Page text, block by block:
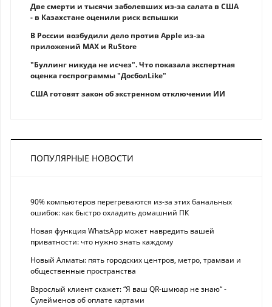
Две смерти и тысячи заболевших из-за салата в США
- в Казахстане оценили риск вспышки
В России возбудили дело против Apple из-за
приложений MAX и RuStore
"Буллинг никуда не исчез". Что показала экспертная
оценка госпрограммы "ДосболLike"
США готовят закон об экстренном отключении ИИ
ПОПУЛЯРНЫЕ НОВОСТИ
90% компьютеров перегреваются из-за этих банальных
ошибок: как быстро охладить домашний ПК
Новая функция WhatsApp может навредить вашей
приватности: что нужно знать каждому
Новый Алматы: пять городских центров, метро, трамваи и
общественные пространства
Взрослый клиент скажет: “Я ваш QR-шмюар не знаю“ -
Сулейменов об оплате картами